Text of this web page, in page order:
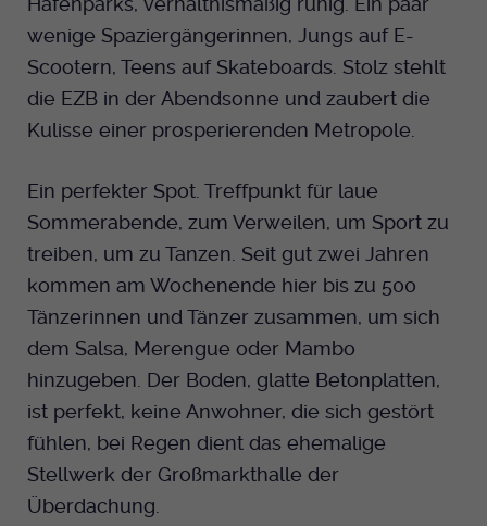
wenige Spaziergängerinnen, Jungs auf E-
Scootern, Teens auf Skateboards. Stolz stehlt
die EZB in der Abendsonne und zaubert die
Kulisse einer prosperierenden Metropole.
Ein perfekter Spot. Treffpunkt für laue
Sommerabende, zum Verweilen, um Sport zu
treiben, um zu Tanzen. Seit gut zwei Jahren
kommen am Wochenende hier bis zu 500
Tänzerinnen und Tänzer zusammen, um sich
dem Salsa, Merengue oder Mambo
hinzugeben. Der Boden, glatte Betonplatten,
ist perfekt, keine Anwohner, die sich gestört
fühlen, bei Regen dient das ehemalige
Stellwerk der Großmarkthalle der
Überdachung.
Anbieter EKHN
Bei Ausahl nur essentieller Cookies wird
gelöscht. Ansonsten 1 Monat.
Zweck
Dient zur Speicherung der Cookie Opt-In
nach dem Namen gibt lediglich eine
Versionsnummer an.